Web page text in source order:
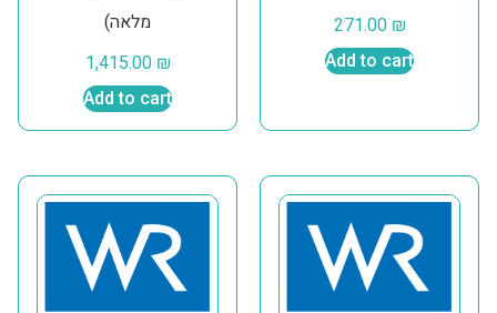
מלאה)
1,415.00 ₪
Add to cart
271.00 ₪
Add to cart